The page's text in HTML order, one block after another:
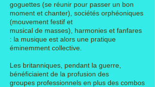
goguettes (se réunir pour passer un bon
moment et chanter), sociétés orphéoniques
(mouvement festif et
musical de masses), harmonies et fanfares
: la musique est alors une pratique
éminemment collective.
Les britanniques, pendant la guerre,
bénéficiaient de la profusion des
groupes professionnels en plus des combos